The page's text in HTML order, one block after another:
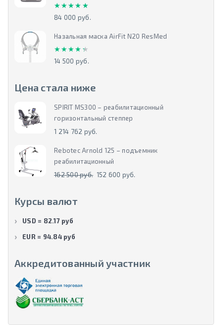
★★★★★
★★★★★
84 000 руб.
Назальная маска AirFit N20 ResMed
★★★★★
★★★★★
14 500 руб.
Цена стала ниже
SPIRIT MS300 – реабилитационный
горизонтальный степпер
1 214 762 руб.
Rebotec Arnold 125 – подъемник
реабилитационный
162 500 руб. 152 600 руб.
Курсы валют
USD = 82.17 руб
EUR = 94.84 руб
Аккредитованный участник